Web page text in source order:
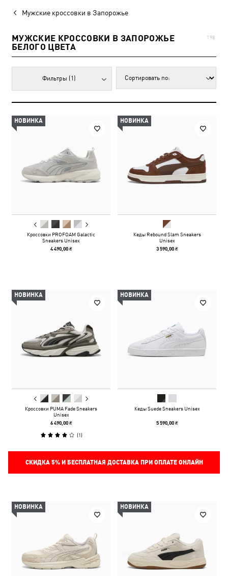
Мужские кроссовки в Запорожье
МУЖСКИЕ КРОССОВКИ В ЗАПОРОЖЬЕ
БЕЛОГО ЦВЕТА
198
Фильтры (1)
НОВИНКА
Кроссовки PROFOAM Galactic
Sneakers Unisex
4 490,00 ₴
НОВИНКА
Кеды Rebound Slam Sneakers
Unisex
3 590,00 ₴
НОВИНКА
Кроссовки PUMA Fade Sneakers
Unisex
6 490,00 ₴
(1)
НОВИНКА
Кеды Suede Sneakers Unisex
5 590,00 ₴
СКИДКА 5%И БЕСПЛАТНАЯ ДОСТАВКА ПРИ ОПЛАТЕ ОНЛАЙН
НОВИНКА НОВИНКА